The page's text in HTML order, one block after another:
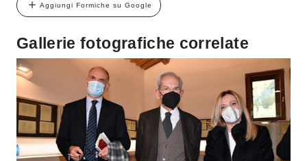
Aggiungi Formiche su Google
Gallerie fotografiche correlate